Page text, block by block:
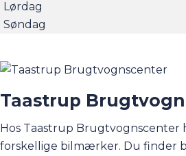
Taastrup
Hos Taastrup Brugtvognscenter
forskellige bilmærker. Du finder
Lørdag
Søndag